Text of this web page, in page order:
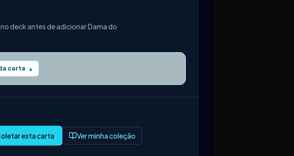
deck antes de adicionar Dama do
carta ↓
Ver minha coleção